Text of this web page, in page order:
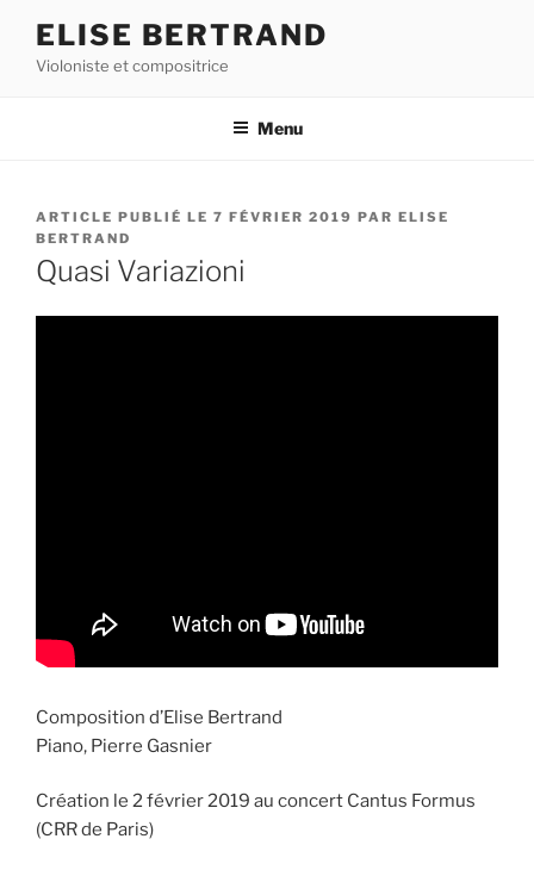
contenu
ELISE BERTRAND
Violoniste et compositrice
Menu
PUBLIÉ
LE
7 FÉVRIER 2019 PAR ELISE
BERTRAND
Quasi Variazioni
Composition d’Elise Bertrand
Piano, Pierre Gasnier
Création le 2 février 2019 au concert Cantus Formus
(CRR de Paris)